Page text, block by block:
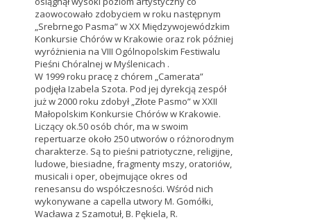
zaowocowało zdobyciem w roku następnym
„Srebrnego Pasma” w XX Międzywojewódzkim
Konkursie Chórów w Krakowie oraz rok później
wyróżnienia na VIII Ogólnopolskim Festiwalu
Pieśni Chóralnej w Myślenicach .
W 1999 roku pracę z chórem „Camerata”
podjęła Izabela Szota. Pod jej dyrekcją zespół
już w 2000 roku zdobył „Złote Pasmo” w XXII
Małopolskim Konkursie Chórów w Krakowie.
Liczący ok.50 osób chór, ma w swoim
repertuarze około 250 utworów o różnorodnym
charakterze. Są to pieśni patriotyczne, religijne,
ludowe, biesiadne, fragmenty mszy, oratoriów,
musicali i oper, obejmujące okres od
renesansu do współczesności. Wśród nich
wykonywane a capella utwory M. Gomółki,
Wacława z Szamotuł, B. Pękiela, R.